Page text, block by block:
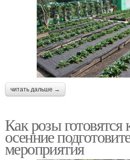
читать дальше →
Как розы готовятся
осенние
мероприятия